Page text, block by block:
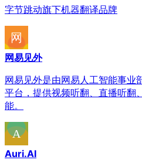
字节跳动旗下机器翻译品牌
网易见外
网易见外是由网易人工智能事业
平台，提供视频听翻、直播听翻
能。
Auri.AI